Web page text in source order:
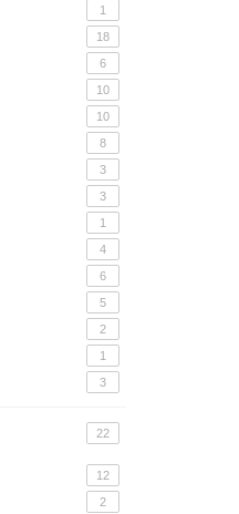
1
18
6
10
10
8
3
3
1
4
6
5
2
1
3
22
12
2